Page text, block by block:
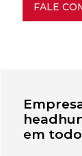
FALE
em